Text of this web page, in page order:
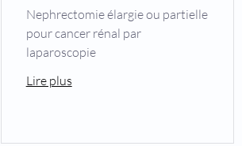
Nephrectomie élargie ou partielle
pour cancer rénal par
laparoscopie
Lire plus